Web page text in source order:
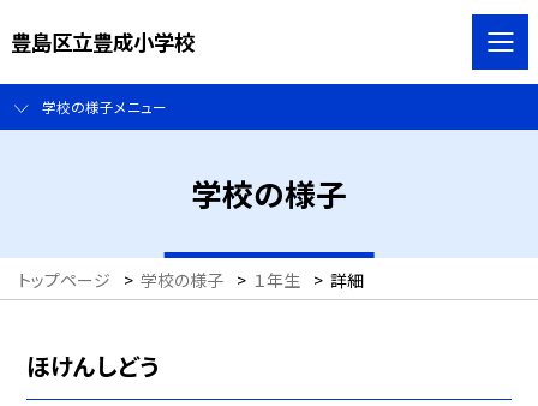
豊島区立豊成小学校
学校の様子メニュー
学校の様子
トップページ > 学校の様子 > １年生 > 詳細
ほけんしどう